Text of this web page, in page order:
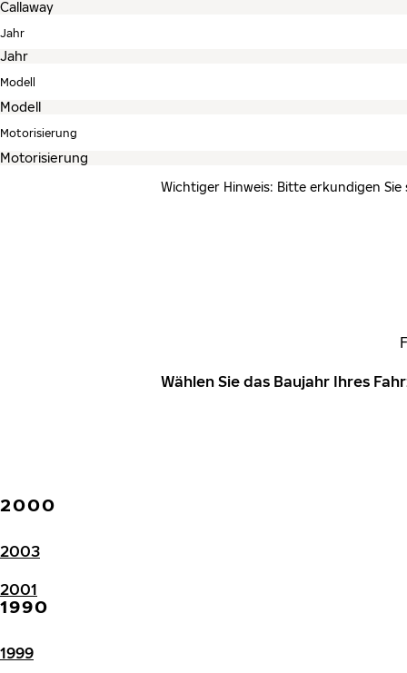
Jahr
Modell
Motorisierung
Wichtiger Hinweis: Bitte erkundigen
Wählen Sie das Baujahr Ihres
2000
2003
2001
1990
1999